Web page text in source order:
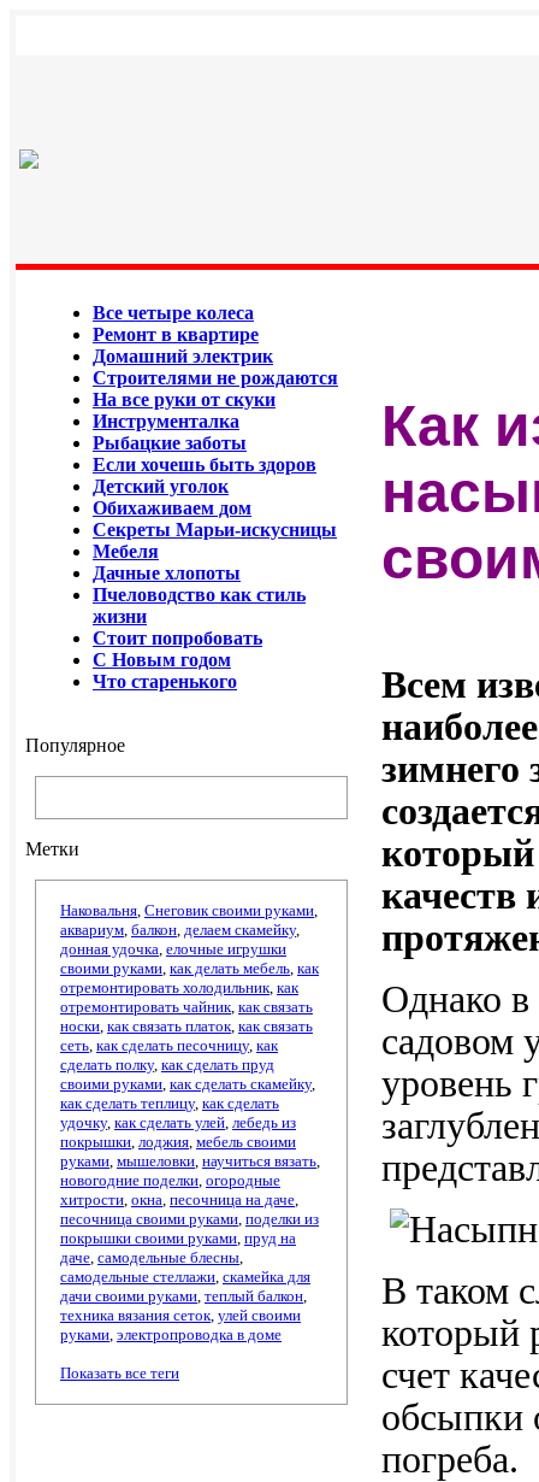
Все четыре колеса
Ремонт в квартире
Домашний электрик
Строителями не рождаются
На все руки от скуки
Инструменталка
Рыбацкие заботы
Если хочешь быть здоров
Детский уголок
Обихаживаем дом
Секреты Марьи-искусницы
Мебеля
Дачные хлопоты
Пчеловодство как стиль
жизни
Стоит попробовать
С Новым годом
Что старенького
Популярное
Метки
Наковальня, Снеговик своими руками,
аквариум, балкон, делаем скамейку,
донная удочка, елочные игрушки
своими руками, как делать мебель, как
отремонтировать холодильник, как
отремонтировать чайник, как связать
носки, как связать платок, как связать
сеть, как сделать песочницу, как
сделать полку, как сделать пруд
своими руками, как сделать скамейку,
как сделать теплицу, как сделать
удочку, как сделать улей, лебедь из
покрышки, лоджия, мебель своими
руками, мышеловки, научиться вязать,
новогодние поделки, огородные
хитрости, окна, песочница на даче,
песочница своими руками, поделки из
покрышки своими руками, пруд на
даче, самодельные блесны,
самодельные стеллажи, скамейка для
дачи своими руками, теплый балкон,
техника вязания сеток, улей своими
руками, электропроводка в доме
Показать все теги
Как
Всем
зимнего
который
качеств
Однако в
садовом
уровень
В таком
который
счет
обсыпки
погреба.